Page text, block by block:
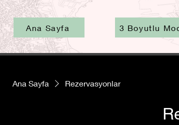
Ana Sayfa 3 Boyutlu
Ana Sayfa Rezervasyonlar